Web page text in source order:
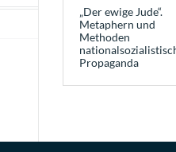
„Der ewige Jude“.
Metaphern und
Methoden
Propaganda